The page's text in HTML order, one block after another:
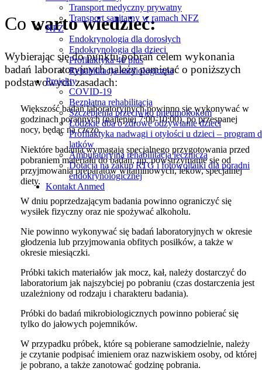
Transport medyczny prywatny
Transport sanitarny w ramach NFZ
NFZ
Endokrynologia dla dorosłych
Endokrynologia dla dzieci
Profilaktyka 40 plus
Rehabilitacja kardiologiczna
Projekty
COVID-19
Bezpłatna rehabilitacja
Szczepienia przeciwko pneumokokom
Łódzkie dba o zdrowe odżywianie dzieci
Profilaktyka nadwagi i otyłości u dzieci – program
latków
Ambulatoryjna rehabilitacja lecznicza
Dotacja na zakup RTG i fotowoltaiki dla poradni
endokrynologicznej
Kontakt Anmed
Co warto wiedzieć:
Wybierając się do punktu pobrań celem wykonania
badań laboratoryjnych należy pamiętać o poniższych
podstawowych zasadach:
Większość badań laboratoryjnych powinno się wykonywać w
godzinach porannych (najlepiej 7:00-10:00), po przespanej
nocy, będąc na czczo.
Niektóre badania wymagają specjalnego przygotowania przed
pobraniem materiału do badań, np. powstrzymanie się od
przyjmowania preparatów witaminowych, leków, specjalnej
diety.
W dniu poprzedzającym badania powinno ograniczyć się
wysiłek fizyczny oraz nie spożywać alkoholu.
Nie powinno wykonywać się badań laboratoryjnych w okresie
głodzenia lub przyjmowania obfitych posiłków, a także w
okresie miesiączki.
Próbki takich materiałów jak mocz, kał, należy dostarczyć do
laboratorium jak najszybciej po pobraniu (czas dostarczenia jest
uzależniony od rodzaju i charakteru badania).
Próbki do badań mikrobiologicznych powinno pobierać się
tylko do jałowych pojemników.
W przypadku próbek, które są pobierane samodzielnie, należy
je czytanie podpisać imieniem oraz nazwiskiem osoby, od której
je pobrano, a także zanotować godzinę pobrania.